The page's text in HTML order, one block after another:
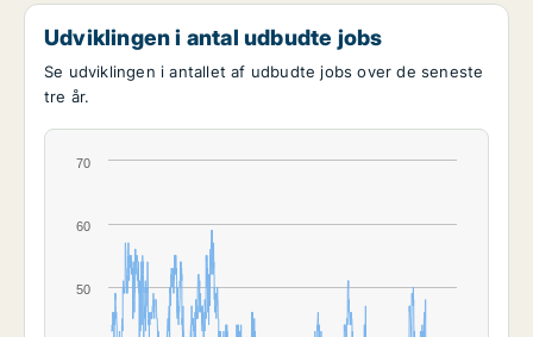
Udviklingen i antal udbudte jobs
Se udviklingen i antallet af udbudte jobs over de seneste
tre år.
50
60
70